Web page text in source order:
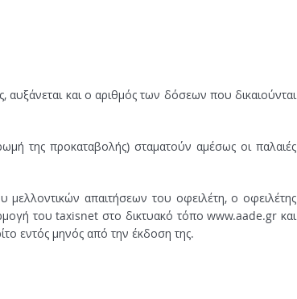
και ο αριθμός των δόσεων που δικαιούνται
της προκαταβολής) σταματούν αμέσως οι παλαιές
απαιτήσεων του οφειλέτη, ο οφειλέτης
του taxisnet στο δικτυακό τόπο www.aade.gr και
εντός μηνός από την έκδοση της.